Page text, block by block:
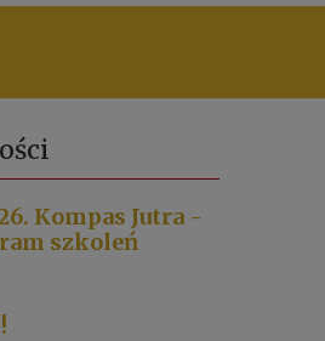
Kompas Jutra -
szkoleń